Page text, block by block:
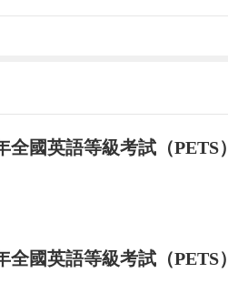
能繼續相處甚至獲得某種
全國英語等級考試（
全國英語等級考試（